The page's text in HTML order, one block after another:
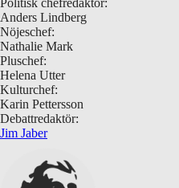
Anders Lindberg
Nöjeschef:
Nathalie Mark
Pluschef:
Helena Utter
Kulturchef:
Karin Pettersson
Debattredaktör:
Jim Jaber